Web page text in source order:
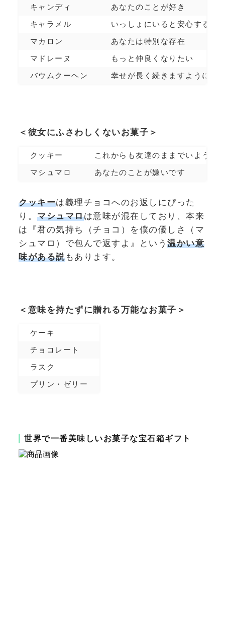
キャンディ
あなたのことが好き
キャラメル
いっしょにいると安心する
マカロン
あなたは特別な存在
マドレーヌ
もっと仲良くなりたい
バウムクーヘン
幸せが長く続きますように
＜彼女にふさわしくないお菓子＞
クッキー
これからも友達のままでいよう
マシュマロ
あなたのことが嫌いです
クッキーは義理チョコへのお返しにぴった
り。 マシュマロは意味が混在しており、本来
は『君の気持ち（チョコ）を僕の優しさ（マ
シュマロ）で包んで返すよ』という 温かい意
味がある説もあります。
＜意味を持たずに贈れる万能なお菓子＞
ケーキ
チョコレート
ラスク
プリン・ゼリー
世界で一番美味しいお菓子な宝石箱ギフト